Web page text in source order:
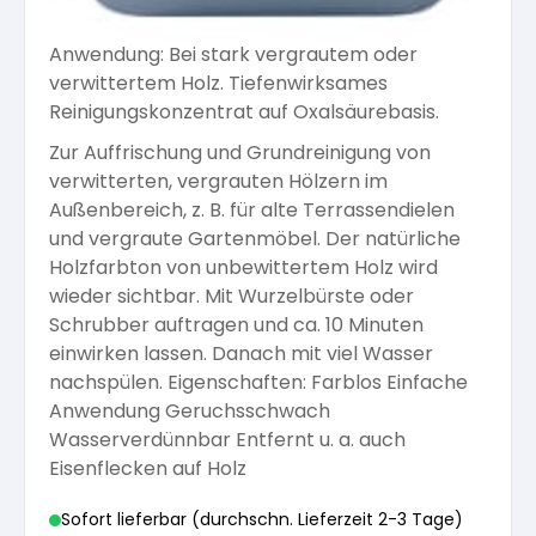
Öle für Außen
Pflege und Reinigung
Versiegelung für Beton
Pflege
Kalkfarben
Anti Schimmelfarbe
Isolierfarben
Latexfarben
Spezialfarben
Silikatfarben
Pflege und Reinigung
Spezialprodukte
Dichtmassen
Farbwalzen
Pinsel und Bürsten
Schleifmittel
Anwendung: Bei stark vergrautem oder
verwittertem Holz. Tiefenwirksames
Reinigungskonzentrat auf Oxalsäurebasis.
Zur Auffrischung und Grundreinigung von
verwitterten, vergrauten Hölzern im
Außenbereich, z. B. für alte Terrassendielen
und vergraute Gartenmöbel. Der natürliche
Holzfarbton von unbewittertem Holz wird
wieder sichtbar. Mit Wurzelbürste oder
Schrubber auftragen und ca. 10 Minuten
einwirken lassen. Danach mit viel Wasser
nachspülen. Eigenschaften: Farblos Einfache
Anwendung Geruchsschwach
Wasserverdünnbar Entfernt u. a. auch
Eisenflecken auf Holz
Sofort lieferbar (durchschn. Lieferzeit 2-3 Tage)